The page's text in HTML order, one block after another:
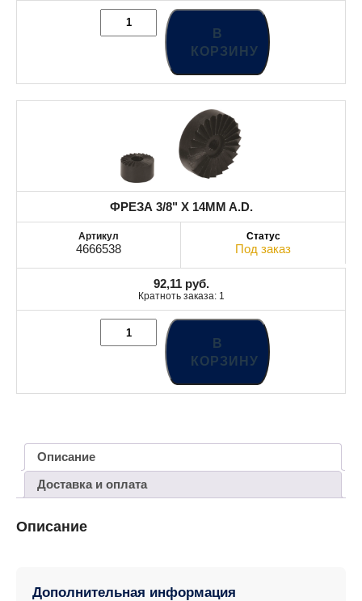
В
КОРЗИНУ
ФРЕЗА 3/8" X 14MM A.D.
4666538 Под заказ
92,11 руб.
Кратноть заказа: 1
В
КОРЗИНУ
Описание
Доставка и оплата
Описание
Дополнительная информация